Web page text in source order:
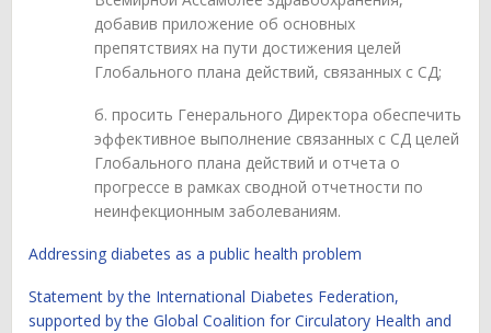
добавив приложение об основных
препятствиях на пути достижения целей
Глобального плана действий, связанных с СД;
б. просить Генерального Директора обеспечить
эффективное выполнение связанных с СД целей
Глобального плана действий и отчета о
прогрессе в рамках сводной отчетности по
неинфекционным заболеваниям.
Addressing diabetes as a public health problem
Statement by the International Diabetes Federation,
supported by the Global Coalition for Circulatory Health and